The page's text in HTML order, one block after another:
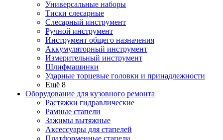
Универсальные наборы
Тиски слесарные
Слесарный инструмент
Ручной инструмент
Инструмент общего назначения
Аккумуляторный инструмент
Измерительный инструмент
Шлифмашинки
Ударные торцевые головки и принадлежности
Ещё 8
Оборудование для кузовного ремонта
Растяжки гидравлические
Рамные стапели
Зажимы вытяжные
Аксессуары для стапелей
Платформенные стапели